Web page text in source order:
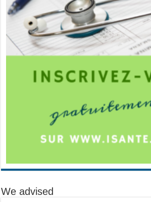
We advised